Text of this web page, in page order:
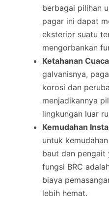
berbagai pilihan
pagar ini dapat
eksterior suatu
mengorbankan
Ketahanan Cuaca
galvanisnya,
korosi dan
menjadikannya
lingkungan luar
Kemudahan
untuk
baut dan pengait
fungsi BRC
biaya
lebih hemat.